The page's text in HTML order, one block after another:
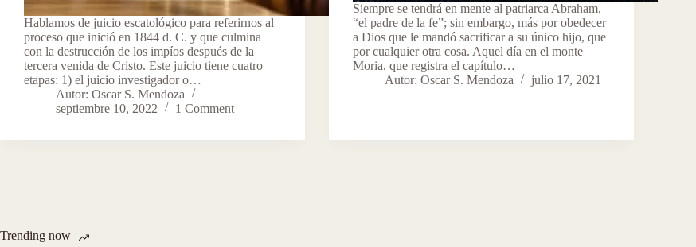
Hablamos de juicio escatológico para referirnos al
proceso que inició en 1844 d. C. y que culmina
con la destrucción de los impíos después de la
tercera venida de Cristo. Este juicio tiene cuatro
etapas: 1) el juicio investigador o…
Autor: Oscar S. Mendoza
septiembre 10, 2022
1 Comment
Siempre se tendrá en mente al patriarca Abraham,
“el padre de la fe”; sin embargo, más por obedecer
a Dios que le mandó sacrificar a su único hijo, que
por cualquier otra cosa. Aquel día en el monte
Moria, que registra el capítulo…
Autor: Oscar S. Mendoza
julio 17, 2021
Trending now